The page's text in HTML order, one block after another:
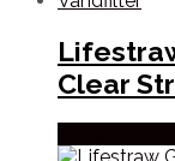
Clear